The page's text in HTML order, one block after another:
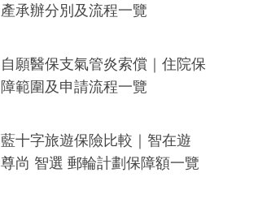
產承辦分別及流程一覽
自願醫保支氣管炎索償｜住院保
障範圍及申請流程一覽
藍十字旅遊保險比較｜智在遊
尊尚 智選 郵輪計劃保障額一覽